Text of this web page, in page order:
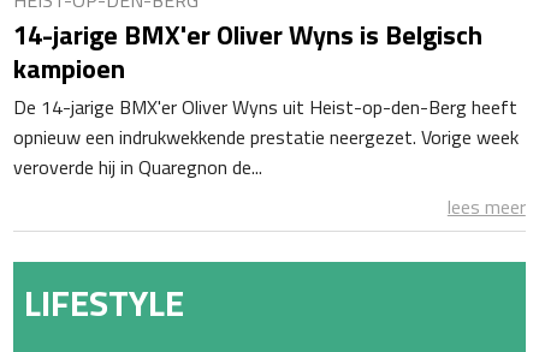
14-jarige BMX'er Oliver Wyns is Belgisch
kampioen
De 14-jarige BMX'er Oliver Wyns uit Heist-op-den-Berg heeft
opnieuw een indrukwekkende prestatie neergezet. Vorige week
veroverde hij in Quaregnon de...
lees meer
LIFESTYLE